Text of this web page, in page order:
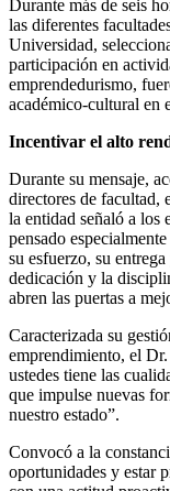
Durante más de seis
las diferentes
Universidad,
participación en
emprendedurismo,
académico-cultural en
Incentivar el alto
Durante su mensaje,
directores de facultad,
la entidad señaló a los
pensado
su esfuerzo, su
dedicación y la
abren las puertas a
Caracterizada su
emprendimiento, el
ustedes tiene las
que impulse nuevas
nuestro estado”.
Convocó a la
oportunidades y estar